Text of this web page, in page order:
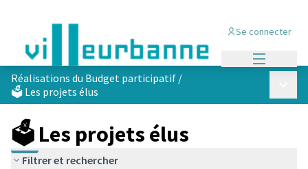
Se connecter
Réalisations du Budget participatif /
🗳️ Les projets élus
🗳️ Les projets élus
Filtrer et rechercher